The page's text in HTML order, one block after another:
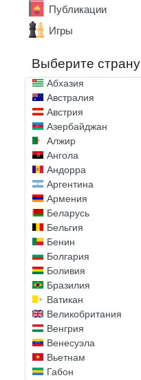
Публикации
Игры
Выберите страну
Абхазия
Австралия
Австрия
Азербайджан
Алжир
Ангола
Андорра
Аргентина
Армения
Беларусь
Бельгия
Бенин
Болгария
Боливия
Бразилия
Ватикан
Великобритания
Венгрия
Венесуэла
Вьетнам
Габон